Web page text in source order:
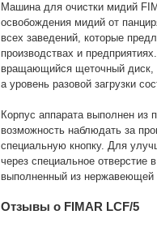
Машина для очистки мидий
освобождения мидий от
всех заведений, которые
производствах и
вращающийся щеточный диск,
а уровень разовой загрузки
Корпус аппарата выполнен из
возможность наблюдать за
специальную кнопку. Для
через специальное отверстие
выполненный из нержавеющей
Отзывы о FIMAR LCF/5